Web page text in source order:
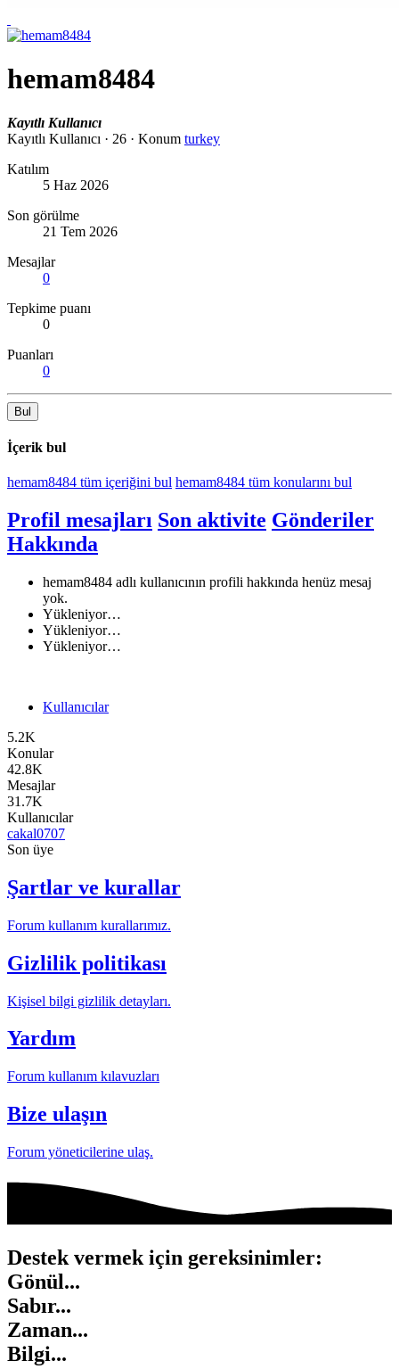
hemam8484
Kayıtlı Kullanıcı
Kayıtlı Kullanıcı · 26 · Konum turkey
Katılım
5 Haz 2026
Son görülme
21 Tem 2026
Mesajlar
0
Tepkime puanı
0
Puanları
0
Bul
İçerik bul
hemam8484 tüm içeriğini bul hemam8484 tüm konularını bul
Profil mesajları Son aktivite Gönderiler
Hakkında
hemam8484 adlı kullanıcının profili hakkında henüz mesaj
yok.
Yükleniyor…
Yükleniyor…
Yükleniyor…
Kullanıcılar
5.2K
Konular
42.8K
Mesajlar
31.7K
Kullanıcılar
cakal0707
Son üye
Şartlar ve kurallar
Forum kullanım kurallarımız.
Gizlilik politikası
Kişisel bilgi gizlilik detayları.
Yardım
Forum kullanım kılavuzları
Bize ulaşın
Forum yöneticilerine ulaş.
Destek vermek için gereksinimler:
Gönül...
Sabır...
Zaman...
Bilgi...